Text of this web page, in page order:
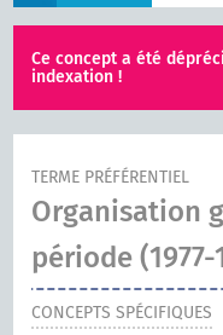
Ce concept a été
indexation !
TERME PRÉFÉRENTIEL
Organisation
période (1977-
CONCEPTS SPÉCIFIQUES